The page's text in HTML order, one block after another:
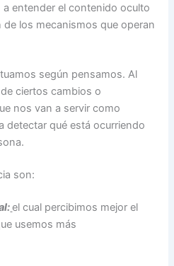
entender el contenido oculto
los mecanismos que operan
según pensamos. Al
ciertos cambios o
nos van a servir como
detectar qué está ocurriendo
son:
el cual percibimos mejor el
usemos más